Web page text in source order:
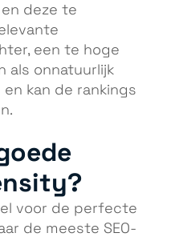
deze te
een te hoge
als onnatuurlijk
kan de rankings
voor de perfecte
de meeste SEO-